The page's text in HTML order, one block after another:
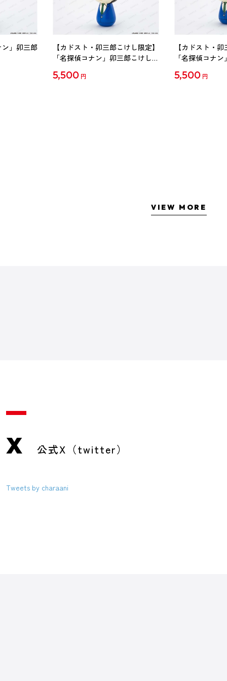
」卯三郎
【カドスト・卯三郎こけし限定】
「名探偵コナン」卯三郎こけし
5,500 円
【カドスト・
「名探偵コナ
5,500 円
VIEW MORE
X 公式X（twitter）
Tweets by charaani